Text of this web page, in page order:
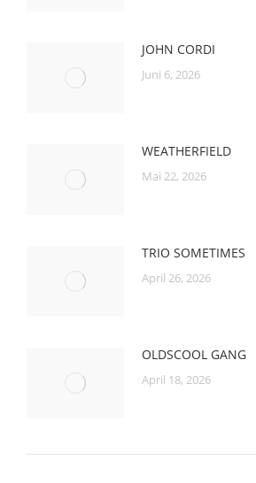
JOHN CORDI
Juni 6, 2026
WEATHERFIELD
Mai 22, 2026
TRIO SOMETIMES
April 26, 2026
OLDSCOOL GANG
April 18, 2026